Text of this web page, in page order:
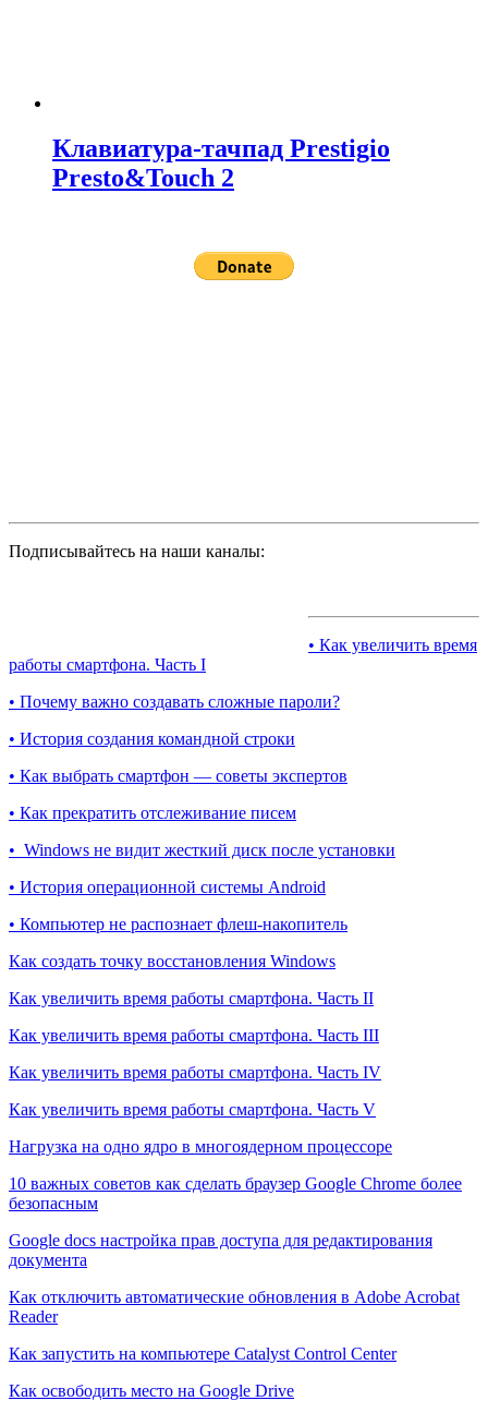
Клавиатура-тачпад Prestigio
Presto&Touch 2
Подписывайтесь на наши каналы:
• Как увеличить время
работы смартфона. Часть I
• Почему важно создавать сложные пароли?
• История создания командной строки
• Как выбрать смартфон — советы экспертов
• Как прекратить отслеживание писем
• Windows не видит жесткий диск после установки
• История операционной системы Android
• Компьютер не распознает флеш-накопитель
Как создать точку восстановления Windows
Как увеличить время работы смартфона. Часть II
Как увеличить время работы смартфона. Часть III
Как увеличить время работы смартфона. Часть IV
Как увеличить время работы смартфона. Часть V
Нагрузка на одно ядро в многоядерном процессоре
10 важных советов как сделать браузер Google Chrome более
безопасным
Google docs настройка прав доступа для редактирования
документа
Как отключить автоматические обновления в Adobe Acrobat
Reader
Как запустить на компьютере Catalyst Control Center
Как освободить место на Google Drive